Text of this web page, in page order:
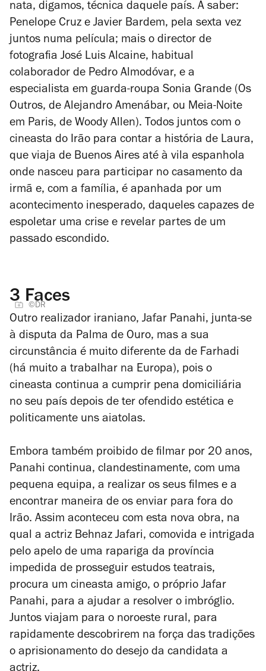
nata, digamos, técnica daquele país. A saber:
Penelope Cruz e Javier Bardem, pela sexta vez
juntos numa película; mais o director de
fotografia José Luis Alcaine, habitual
colaborador de Pedro Almodóvar, e a
especialista em guarda-roupa Sonia Grande (Os
Outros, de Alejandro Amenábar, ou Meia-Noite
em Paris, de Woody Allen). Todos juntos com o
cineasta do Irão para contar a história de Laura,
que viaja de Buenos Aires até à vila espanhola
onde nasceu para participar no casamento da
irmã e, com a família, é apanhada por um
acontecimento inesperado, daqueles capazes de
espoletar uma crise e revelar partes de um
passado escondido.
3 Faces
©DR
Outro realizador iraniano, Jafar Panahi, junta-se
à disputa da Palma de Ouro, mas a sua
circunstância é muito diferente da de Farhadi
(há muito a trabalhar na Europa), pois o
cineasta continua a cumprir pena domiciliária
no seu país depois de ter ofendido estética e
politicamente uns aiatolas.
Embora também proibido de filmar por 20 anos,
Panahi continua, clandestinamente, com uma
pequena equipa, a realizar os seus filmes e a
encontrar maneira de os enviar para fora do
Irão. Assim aconteceu com esta nova obra, na
qual a actriz Behnaz Jafari, comovida e intrigada
pelo apelo de uma rapariga da província
impedida de prosseguir estudos teatrais,
procura um cineasta amigo, o próprio Jafar
Panahi, para a ajudar a resolver o imbróglio.
Juntos viajam para o noroeste rural, para
rapidamente descobrirem na força das tradições
o aprisionamento do desejo da candidata a